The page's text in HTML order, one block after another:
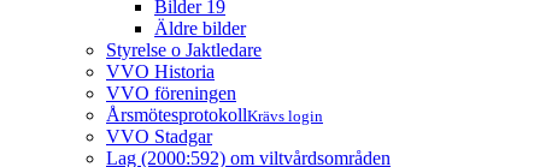
Bilder 19
Äldre bilder
Styrelse o Jaktledare
VVO Historia
VVO föreningen
ÅrsmötesprotokollKrävs login
VVO Stadgar
Lag (2000:592) om viltvårdsområden